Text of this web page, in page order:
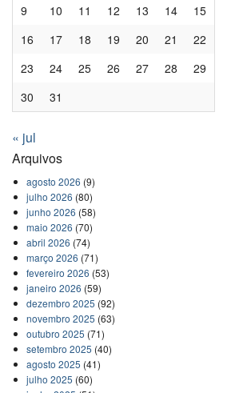
9
10 11 12 13 14
15
16
17 18 19 20 21
22
23
24 25 26 27 28
29
30
31
« jul
Arquivos
agosto 2026 (9)
julho 2026 (80)
junho 2026 (58)
maio 2026 (70)
abril 2026 (74)
março 2026 (71)
fevereiro 2026 (53)
janeiro 2026 (59)
dezembro 2025 (92)
novembro 2025 (63)
outubro 2025 (71)
setembro 2025 (40)
agosto 2025 (41)
julho 2025 (60)